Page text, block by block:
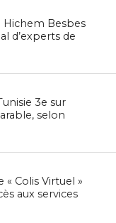
Hichem Besbes
d’experts de
3e sur
selon
« Colis Virtuel »
aux services